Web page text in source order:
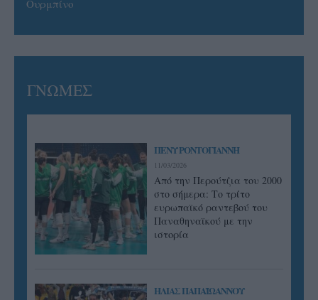
Ουρμπίνο
ΓΝΩΜΕΣ
ΠΕΝΥ ΡΟΝΤΟΓΙΑΝΝΗ
11/03/2026
Από την Περούτζια του 2000
στο σήμερα: Tο τρίτο
ευρωπαϊκό ραντεβού του
Παναθηναϊκού με την
ιστορία
ΗΛΙΑΣ ΠΑΠΑΪΩΑΝΝΟΥ